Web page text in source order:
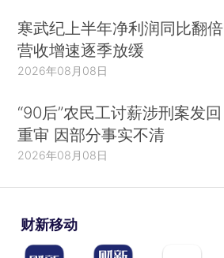
寒武纪上半年净利润同比翻倍
营收增速逐季放缓
2026年08月08日
“90后”农民工讨薪涉刑案发回
重审 因部分事实不清
2026年08月08日
财新移动